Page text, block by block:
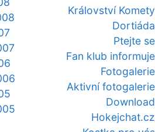
Království Komety
Dortiáda
Ptejte se
Fan klub informuje
Fotogalerie
Aktivní fotogalerie
Download
Hokejchat.cz